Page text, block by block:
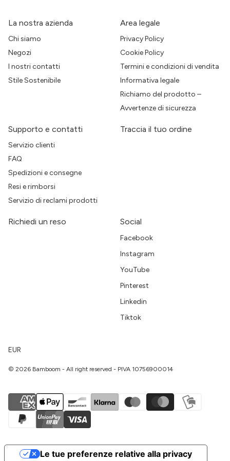
La nostra azienda
Chi siamo
Negozi
I nostri contatti
Stile Sostenibile
Area legale
Privacy Policy
Cookie Policy
Termini e condizioni di vendita
Informativa legale
Richiamo del prodotto –
Avvertenze di sicurezza
Supporto e contatti
Servizio clienti
FAQ
Spedizioni e consegne
Resi e rimborsi
Servizio di reclami prodotti
Traccia il tuo ordine
Richiedi un reso Social
Facebook
Instagram
YouTube
Pinterest
Linkedin
Tiktok
EUR
© 2026 Bamboom - All right reserved - PIVA 10756900014
Le tue preferenze relative alla privacy